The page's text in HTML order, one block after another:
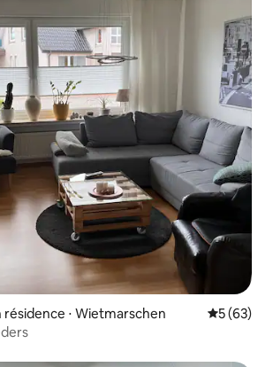
⋅ Wietmarschen
5 (63)